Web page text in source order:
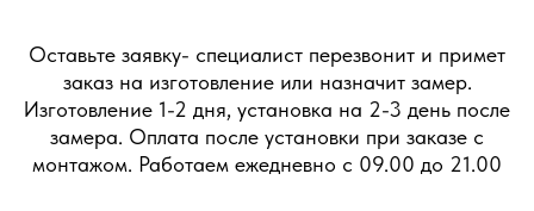
Оставьте заявку- специалист перезвонит и примет
заказ на изготовление или назначит замер.
Изготовление 1-2 дня, установка на 2-3 день после
замера. Оплата после установки при заказе с
монтажом. Работаем ежедневно с 09.00 до 21.00